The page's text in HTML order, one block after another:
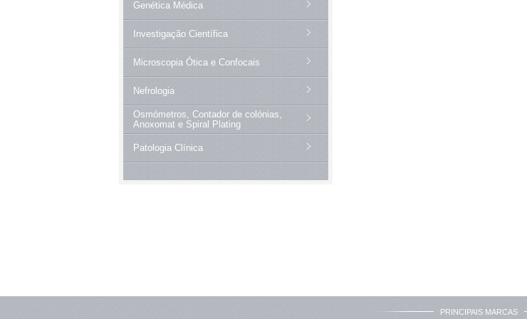
Genética Médica
Investigação Científica
Microscopia Ótica e Confocais
Nefrologia
Osmómetros, Contador de colónias,
Anoxomat e Spiral Plating
Patologia Clínica
PRINCIPAIS MARCAS